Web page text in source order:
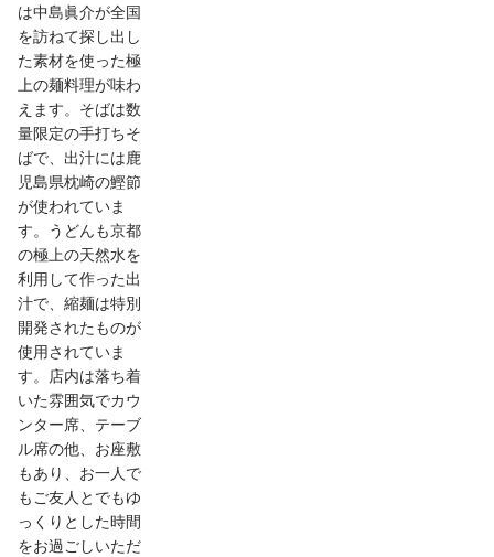
は中島眞介が全国
を訪ねて探し出し
た素材を使った極
上の麺料理が味わ
えます。そばは数
量限定の手打ちそ
ばで、出汁には鹿
児島県枕崎の鰹節
が使われていま
す。うどんも京都
の極上の天然水を
利用して作った出
汁で、縮麺は特別
開発されたものが
使用されていま
す。店内は落ち着
いた雰囲気でカウ
ンター席、テーブ
ル席の他、お座敷
もあり、お一人で
もご友人とでもゆ
っくりとした時間
をお過ごしいただ